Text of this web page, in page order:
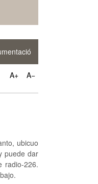
A+ A−
ubicuo
puede dar
radio-226.